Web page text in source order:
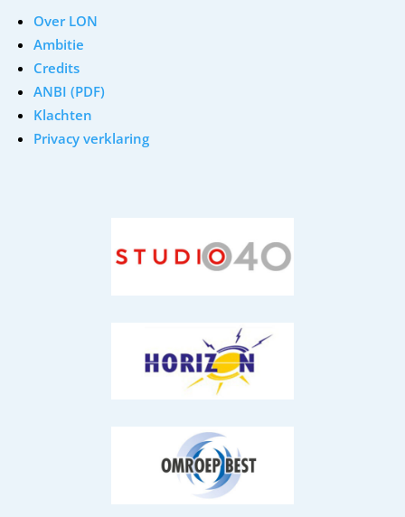
Over LON
Ambitie
Credits
ANBI (PDF)
Klachten
Privacy verklaring